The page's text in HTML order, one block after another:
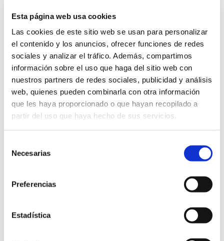
Esta página web usa cookies
Las cookies de este sitio web se usan para personalizar
el contenido y los anuncios, ofrecer funciones de redes
sociales y analizar el tráfico. Además, compartimos
información sobre el uso que haga del sitio web con
nuestros partners de redes sociales, publicidad y análisis
web, quienes pueden combinarla con otra información
que les haya proporcionado o que hayan recopilado a
partir del uso que haya hecho de sus servicios.
Necesarias
Preferencias
Estadística
Proyecto D70